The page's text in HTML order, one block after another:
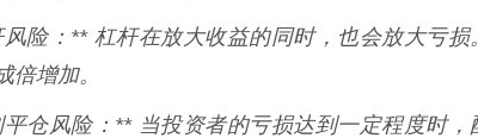
险：** 杠杆在放大收益的同时，也会放大亏
倍增加。
仓风险：** 当投资者的亏损达到一定程度时